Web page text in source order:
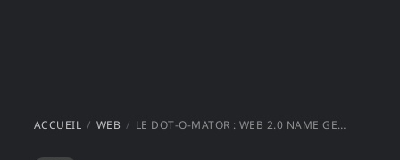
ACCUEIL WEB LE DOT-O-MATOR : WEB 2.0 NAME GENERATOR